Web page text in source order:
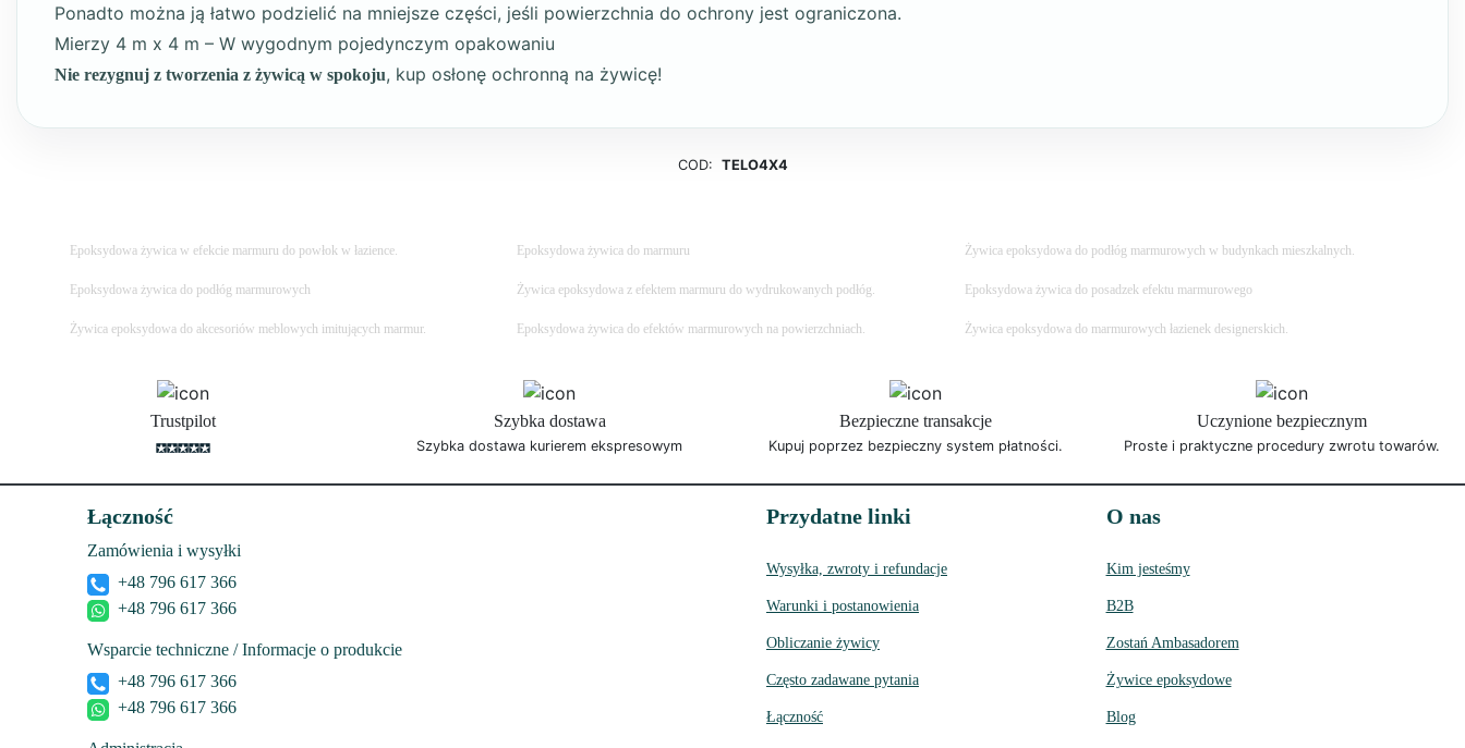
Ponadto można ją łatwo podzielić na mniejsze części, jeśli powierzchnia do ochrony jest ograniczona.
Mierzy 4 m x 4 m – W wygodnym pojedynczym opakowaniu
Nie rezygnuj z tworzenia z żywicą w spokoju, kup osłonę ochronną na żywicę!
COD: TELO4X4
Epoksydowa żywica w efekcie marmuru do powłok w łazience. Epoksydowa żywica do marmuru Żywica epoksydowa do podłóg marmurowych w budynkach mieszkalnych.
Epoksydowa żywica do podłóg marmurowych Żywica epoksydowa z efektem marmuru do wydrukowanych podłóg. Epoksydowa żywica do posadzek efektu marmurowego
Żywica epoksydowa do akcesoriów meblowych imitujących marmur. Epoksydowa żywica do efektów marmurowych na powierzchniach. Żywica epoksydowa do marmurowych łazienek designerskich.
Trustpilot Szybka dostawa
Szybka dostawa kurierem ekspresowym
Bezpieczne transakcje
Kupuj poprzez bezpieczny system płatności.
Uczynione bezpiecznym
Proste i praktyczne procedury zwrotu towarów.
Łączność
Zamówienia i wysyłki
+48 796 617 366
+48 796 617 366
Wsparcie techniczne / Informacje o produkcie
+48 796 617 366
+48 796 617 366
Przydatne linki
Wysyłka, zwroty i refundacje
Warunki i postanowienia
Obliczanie żywicy
Często zadawane pytania
Łączność
O nas
Kim jesteśmy
B2B
Zostań Ambasadorem
Żywice epoksydowe
Blog